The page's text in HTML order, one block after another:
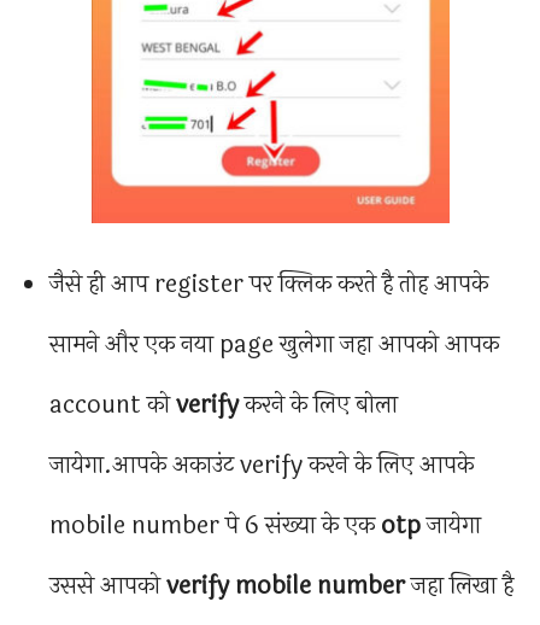
जैसे ही आप register पर क्लिक करते है तोह आपके
सामने और एक नया page खुलेगा जहा आपको आपक
account कोverifyकरने के लिए बोला
जायेगा.आपके अकाउंट verify करने के लिए आपके
mobile number पे 6 संख्या के एकotpजायेगा
उससे आपकोverify mobile numberजहा लिखा है